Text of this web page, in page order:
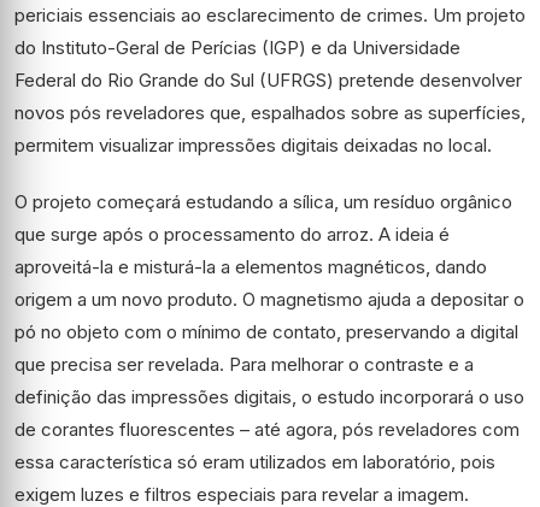
periciais essenciais ao esclarecimento de crimes. Um projeto
do Instituto-Geral de Perícias (IGP) e da Universidade
Federal do Rio Grande do Sul (UFRGS) pretende desenvolver
novos pós reveladores que, espalhados sobre as superfícies,
permitem visualizar impressões digitais deixadas no local.
O projeto começará estudando a sílica, um resíduo orgânico
que surge após o processamento do arroz. A ideia é
aproveitá-la e misturá-la a elementos magnéticos, dando
origem a um novo produto. O magnetismo ajuda a depositar o
pó no objeto com o mínimo de contato, preservando a digital
que precisa ser revelada. Para melhorar o contraste e a
definição das impressões digitais, o estudo incorporará o uso
de corantes fluorescentes – até agora, pós reveladores com
essa característica só eram utilizados em laboratório, pois
exigem luzes e filtros especiais para revelar a imagem.